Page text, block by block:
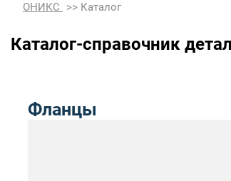
ОНИКС Каталог
Каталог-справочник
Фланцы